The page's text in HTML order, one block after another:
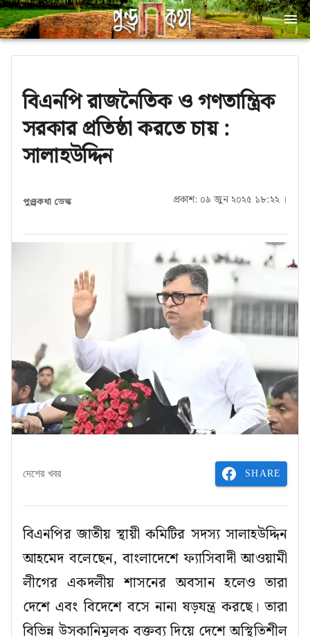
বিএনপি রাজনৈতিক ও গণতান্ত্রিক
সরকার প্রতিষ্ঠা করতে চায় :
সালাহউদ্দিন
পুণ্ড্রকথা ডেস্ক প্রকাশ: ০৯ জুন ২০২৫ ১৮:২২ ।
দেশের খবর SHARE
বিএনপির জাতীয় স্থায়ী কমিটির সদস্য সালাহউদ্দিন
আহমেদ বলেছেন, বাংলাদেশে ফ্যাসিবাদী আওয়ামী
লীগের একদলীয় শাসনের অবসান হলেও তারা
দেশে এবং বিদেশে বসে নানা ষড়যন্ত্র করছে। তারা
বিভিন্ন উসকানিমূলক বক্তব্য দিয়ে দেশে অস্থিতিশীল